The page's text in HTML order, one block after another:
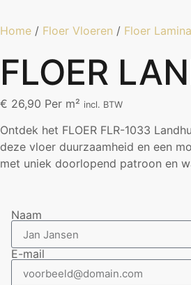
Home / Floer Vloeren / Floer
FLOER
€ 26,90 Per m² incl. BTW
Ontdek het FLOER FLR-1033
deze vloer duurzaamheid en een
met uniek doorlopend patroon en
Naam
E-mail